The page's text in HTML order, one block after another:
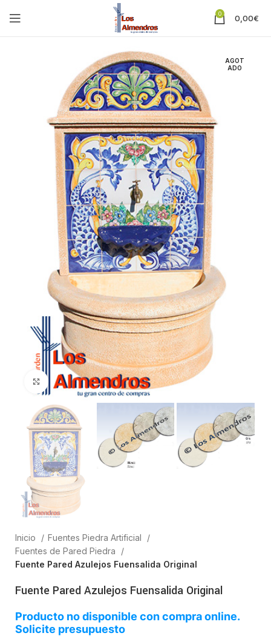
0 0,00€
AGOT
ADO
Clic para ampliar
Inicio
Fuentes Piedra Artificial
Fuentes de Pared Piedra
Fuente Pared Azulejos Fuensalida Original
Fuente Pared Azulejos Fuensalida Original
Producto no disponible con compra online.
Solicite presupuesto